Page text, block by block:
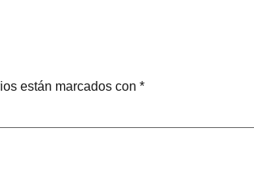
están marcados con *